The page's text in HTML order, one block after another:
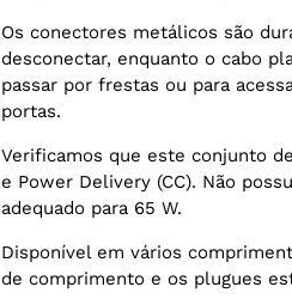
Os conectores metálicos são
desconectar, enquanto o cabo
passar por frestas ou para
portas.
Verificamos que este conjunto
e Power Delivery (CC). Não
adequado para 65 W.
Disponível em vários
de comprimento e os plugues